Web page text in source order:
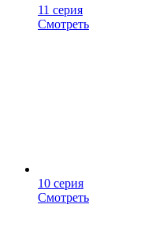
11 серия
Смотреть
10 серия
Смотреть